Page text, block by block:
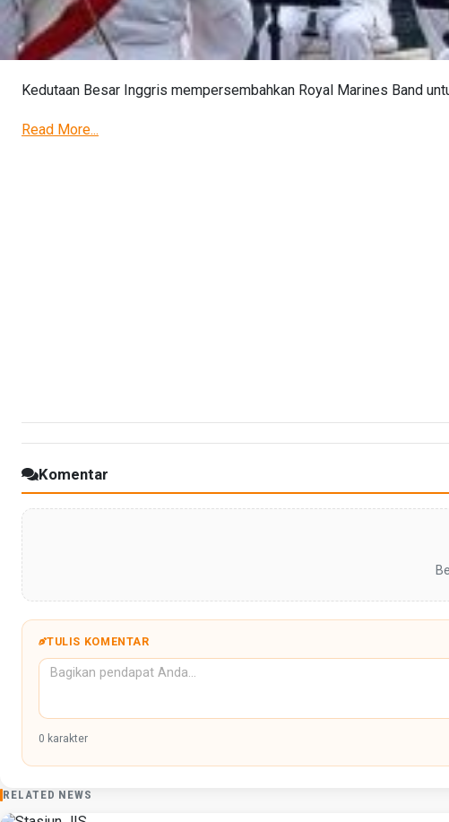
Kedutaan Besar Inggris mempersembahkan Royal Marines Band
Read More...
Komentar
TULIS KOMENTAR
0 karakter
RELATED NEWS